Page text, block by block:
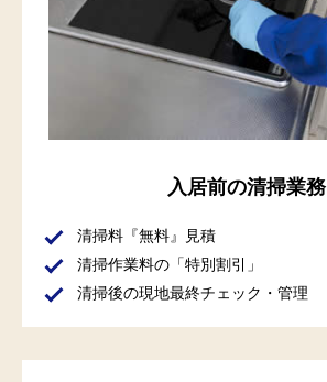
入居前の清掃業務
清掃料『無料』見積
清掃作業料の「特別割引」
清掃後の現地最終チェック・管理